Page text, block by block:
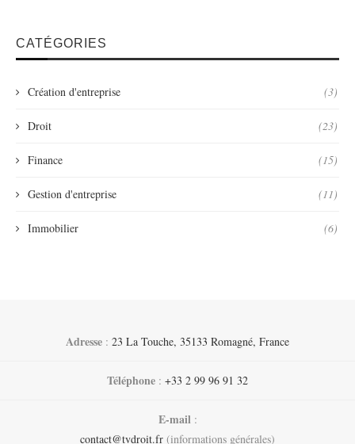
CATÉGORIES
Création d'entreprise (3)
Droit (23)
Finance (15)
Gestion d'entreprise (11)
Immobilier (6)
Adresse : 23 La Touche, 35133 Romagné, France
Téléphone : +33 2 99 96 91 32
E-mail:
contact@tvdroit.fr (informations générales)